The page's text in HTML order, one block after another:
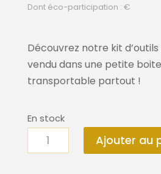
Dont éco-participation : €
Découvrez notre kit
vendu dans une petite
transportable partout !
En stock
quantité
de
Ajouter au